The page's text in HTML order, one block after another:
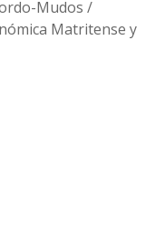
Mudos /
Matritense y